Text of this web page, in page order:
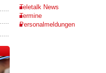
Teletalk News
Termine
Personalmeldungen